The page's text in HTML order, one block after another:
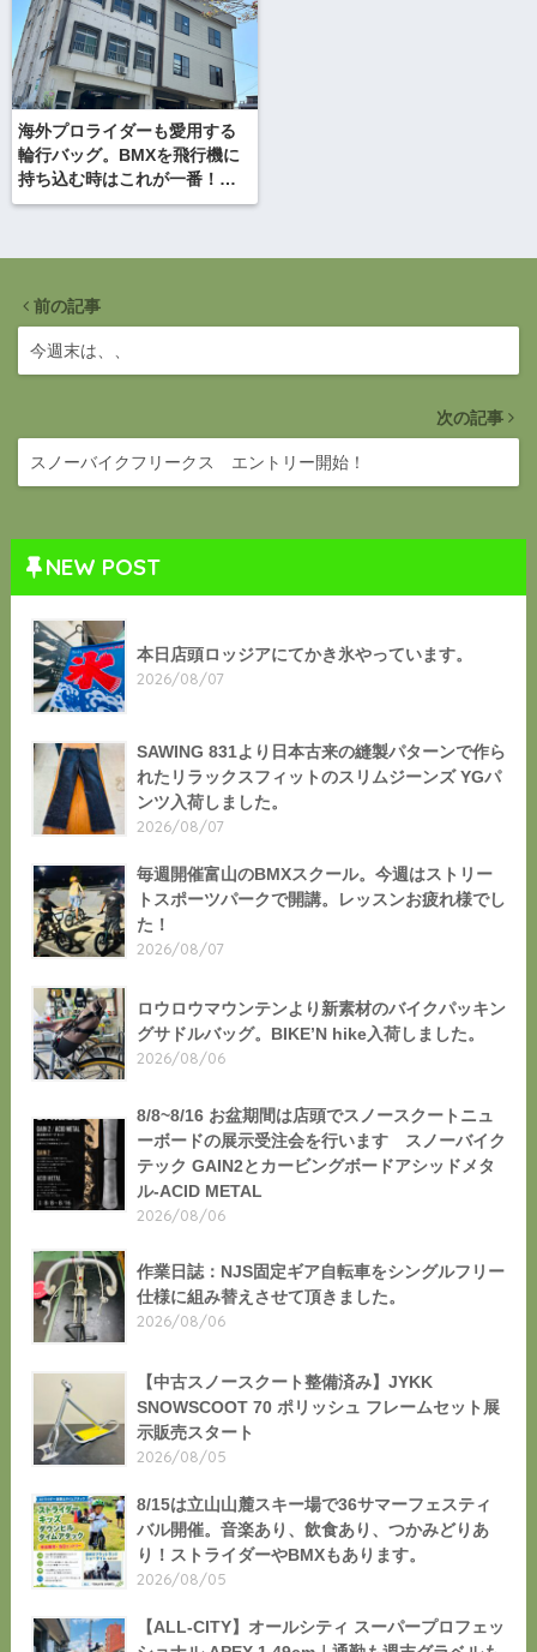
海外プロライダーも愛用する
輪行バッグ。BMXを飛行機に
持ち込む時はこれが一番！
OGIO オジオ YETI STEALTH
前の記事
今週末は、、
次の記事
スノーバイクフリークス エントリー開始！
NEW POST
本日店頭ロッジアにてかき氷やっています。
2026/08/07
SAWING 831より日本古来の縫製パターンで作ら
れたリラックスフィットのスリムジーンズ YGパ
ンツ入荷しました。
2026/08/07
毎週開催富山のBMXスクール。今週はストリー
トスポーツパークで開講。レッスンお疲れ様でし
た！
2026/08/07
ロウロウマウンテンより新素材のバイクパッキン
グサドルバッグ。BIKE’N hike入荷しました。
2026/08/06
8/8~8/16 お盆期間は店頭でスノースクートニュ
ーボードの展示受注会を行います スノーバイク
テック GAIN2とカービングボードアシッドメタ
ル-ACID METAL
2026/08/06
作業日誌：NJS固定ギア自転車をシングルフリー
仕様に組み替えさせて頂きました。
2026/08/06
【中古スノースクート整備済み】JYKK
SNOWSCOOT 70 ポリッシュ フレームセット展
示販売スタート
2026/08/05
8/15は立山山麓スキー場で36サマーフェスティ
バル開催。音楽あり、飲食あり、つかみどりあ
り！ストライダーやBMXもあります。
2026/08/05
【ALL-CITY】オールシティ スーパープロフェッ